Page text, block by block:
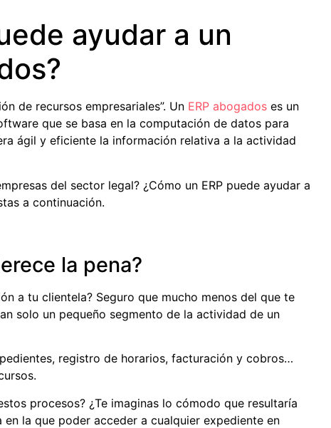
ayudar a un
de recursos empresariales”. Un ERP abogados es un
que se basa en la computación de datos para
ágil y eficiente la información relativa a la actividad
del sector legal? ¿Cómo un ERP puede ayudar a
a continuación.
la pena?
a tu clientela? Seguro que mucho menos del que te
solo un pequeño segmento de la actividad de un
registro de horarios, facturación y cobros…
procesos? ¿Te imaginas lo cómodo que resultaría
la que poder acceder a cualquier expediente en